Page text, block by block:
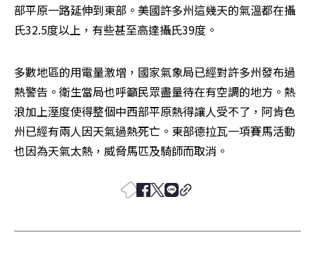
部平原一路延伸到東部。美國許多州這幾天的氣溫都在攝
氏32.5度以上，有些甚至高達攝氏39度。
多數地區的用電量激增，國家氣象局已經對許多州發布過
熱警告。衛生當局也呼籲民眾盡量待在有空調的地方。熱
浪加上溼度使得整個中西部平原熱得讓人受不了，阿肯色
州已經有兩人因天氣過熱死亡。東部德拉瓦一項賽馬活動
也因為天氣太熱，威脅馬匹及騎師而取消。